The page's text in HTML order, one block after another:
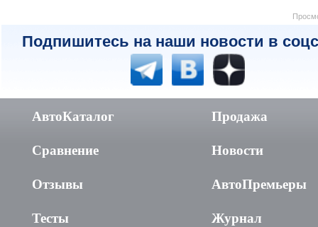
Подпишитесь на наши новости в
АвтоКаталог
Сравнение
Отзывы
Тесты
Продажа
Новости
АвтоПремьеры
Журнал